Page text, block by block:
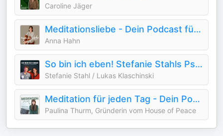
Caroline Jäger
Meditationsliebe - Dein Podcast für geführte Meditationen
Anna Hahn
So bin ich eben! Stefanie Stahls Psychologie-Podcast für alle "Normalgestörten"
Stefanie Stahl / Lukas Klaschinski
Meditation für jeden Tag - Dein Podcast für geführte Meditationen und Entspannung
Paulina Thurm, Gründerin vom House of Peace